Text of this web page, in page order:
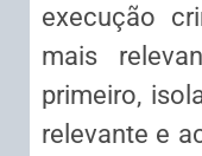
execução
mais
primeiro,
relevante e